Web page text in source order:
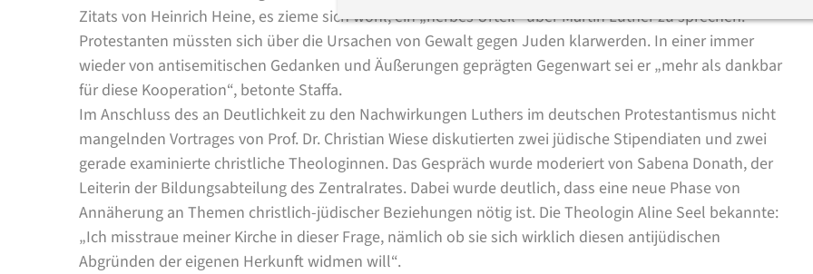
Zitats von Heinrich Heine, es zieme sich wohl, ein „herbes Urteil“ über Martin Luther zu sprechen.
Protestanten müssten sich über die Ursachen von Gewalt gegen Juden klarwerden. In einer immer
wieder von antisemitischen Gedanken und Äußerungen geprägten Gegenwart sei er „mehr als dankbar
für diese Kooperation“, betonte Staffa.
Im Anschluss des an Deutlichkeit zu den Nachwirkungen Luthers im deutschen Protestantismus nicht
mangelnden Vortrages von Prof. Dr. Christian Wiese diskutierten zwei jüdische Stipendiaten und zwei
gerade examinierte christliche Theologinnen. Das Gespräch wurde moderiert von Sabena Donath, der
Leiterin der Bildungsabteilung des Zentralrates. Dabei wurde deutlich, dass eine neue Phase von
Annäherung an Themen christlich-jüdischer Beziehungen nötig ist. Die Theologin Aline Seel bekannte:
„Ich misstraue meiner Kirche in dieser Frage, nämlich ob sie sich wirklich diesen antijüdischen
Abgründen der eigenen Herkunft widmen will“.